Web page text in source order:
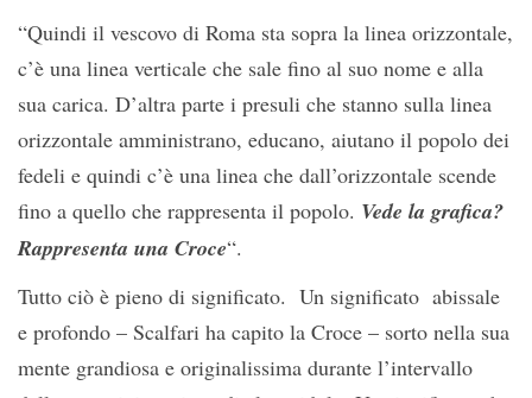
“Quindi il vescovo di Roma sta sopra la linea orizzontale,
c’è una linea verticale che sale fino al suo nome e alla
sua carica. D’altra parte i presuli che stanno sulla linea
orizzontale amministrano, educano, aiutano il popolo dei
fedeli e quindi c’è una linea che dall’orizzontale scende
fino a quello che rappresenta il popolo. Vede la grafica?
Rappresenta una Croce“.
Tutto ciò è pieno di significato. Un significato abissale
e profondo – Scalfari ha capito la Croce – sorto nella sua
mente grandiosa e originalissima durante l’intervallo